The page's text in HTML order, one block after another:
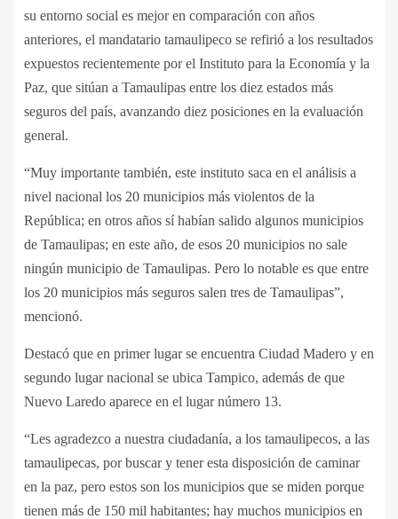
su entorno social es mejor en comparación con años
anteriores, el mandatario tamaulipeco se refirió a los resultados
expuestos recientemente por el Instituto para la Economía y la
Paz, que sitúan a Tamaulipas entre los diez estados más
seguros del país, avanzando diez posiciones en la evaluación
general.
“Muy importante también, este instituto saca en el análisis a
nivel nacional los 20 municipios más violentos de la
República; en otros años sí habían salido algunos municipios
de Tamaulipas; en este año, de esos 20 municipios no sale
ningún municipio de Tamaulipas. Pero lo notable es que entre
los 20 municipios más seguros salen tres de Tamaulipas”,
mencionó.
Destacó que en primer lugar se encuentra Ciudad Madero y en
segundo lugar nacional se ubica Tampico, además de que
Nuevo Laredo aparece en el lugar número 13.
“Les agradezco a nuestra ciudadanía, a los tamaulipecos, a las
tamaulipecas, por buscar y tener esta disposición de caminar
en la paz, pero estos son los municipios que se miden porque
tienen más de 150 mil habitantes; hay muchos municipios en